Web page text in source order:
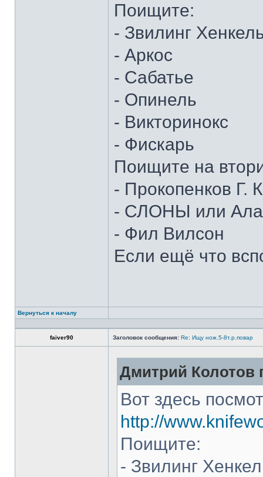
Поищите:
- Звилинг
- Аркос
- Сабатье
- Опинель
- Викторинокс
- Фискарь
Поищите на
- Прокопенков Г.
- СЛОНЫ или
- Фил Вилсон
Если ещё что
Вернуться к началу
faiver90 Заголовок сообщения: Re: Ищу нож.5-8т.р.повар
Дмитрий Колотов
Вот здесь
http://
Поищите:
- Звилинг